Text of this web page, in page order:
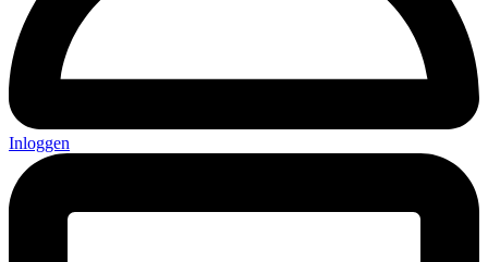
Inloggen